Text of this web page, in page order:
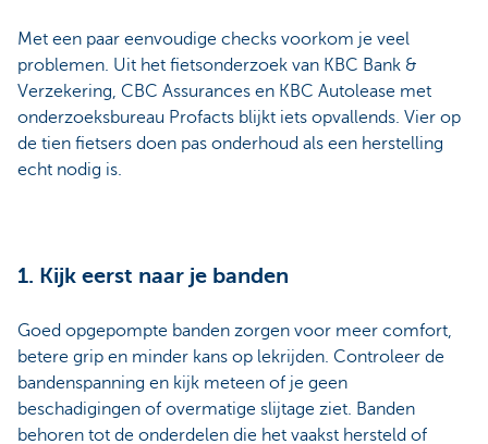
Met een paar eenvoudige checks voorkom je veel
problemen. Uit het fietsonderzoek van KBC Bank &
Verzekering, CBC Assurances en KBC Autolease met
onderzoeksbureau Profacts blijkt iets opvallends. Vier op
de tien fietsers doen pas onderhoud als een herstelling
echt nodig is.
1. Kijk eerst naar je banden
Goed opgepompte banden zorgen voor meer comfort,
betere grip en minder kans op lekrijden. Controleer de
bandenspanning en kijk meteen of je geen
beschadigingen of overmatige slijtage ziet. Banden
behoren tot de onderdelen die het vaakst hersteld of